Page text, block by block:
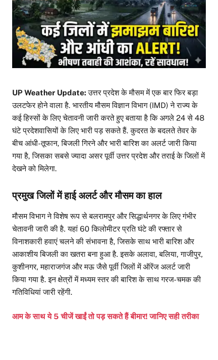
UP Weather Update:उत्तर प्रदेश के मौसम में एक बार फिर बड़ा
उलटफेर होने वाला है. भारतीय मौसम विज्ञान विभाग (IMD) ने राज्य के
कई हिस्सों के लिए चेतावनी जारी करते हुए बताया है कि अगले 24 से 48
घंटे प्रदेशवासियों के लिए भारी पड़ सकते हैं. कुदरत के बदलते तेवर के
बीच आंधी-तूफान, बिजली गिरने और भारी बारिश का अलर्ट जारी किया
गया है, जिसका सबसे ज्यादा असर पूर्वी उत्तर प्रदेश और तराई के जिलों में
देखने को मिलेगा.
प्रमुख जिलों में हाई अलर्ट और मौसम का हाल
मौसम विभाग ने विशेष रूप से बलरामपुर और सिद्धार्थनगर के लिए गंभीर
चेतावनी जारी की है. यहां 60 किलोमीटर प्रति घंटे की रफ्तार से
विनाशकारी हवाएं चलने की संभावना है, जिसके साथ भारी बारिश और
आकाशीय बिजली का खतरा बना हुआ है. इसके अलावा, बलिया, गाजीपुर,
कुशीनगर, महाराजगंज और मऊ जैसे पूर्वी जिलों में ऑरेंज अलर्ट जारी
किया गया है. इन क्षेत्रों में मध्यम स्तर की बारिश के साथ गरज-चमक की
गतिविधियां जारी रहेंगी.
आम के साथ ये 5 चीजें खाईं तो पड़ सकते हैं बीमार! जानिए सही तरीका